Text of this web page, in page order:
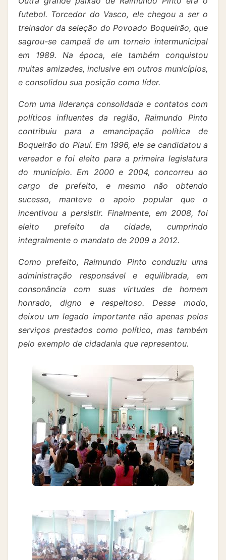
futebol. Torcedor do Vasco, ele chegou a ser o
treinador da seleção do Povoado Boqueirão, que
sagrou-se campeã de um torneio intermunicipal
em 1989. Na época, ele também conquistou
muitas amizades, inclusive em outros municípios,
e consolidou sua posição como líder.
Com uma liderança consolidada e contatos com
políticos influentes da região, Raimundo Pinto
contribuiu para a emancipação política de
Boqueirão do Piauí. Em 1996, ele se candidatou a
vereador e foi eleito para a primeira legislatura
do município. Em 2000 e 2004, concorreu ao
cargo de prefeito, e mesmo não obtendo
sucesso, manteve o apoio popular que o
incentivou a persistir. Finalmente, em 2008, foi
eleito prefeito da cidade, cumprindo
integralmente o mandato de 2009 a 2012.
Como prefeito, Raimundo Pinto conduziu uma
administração responsável e equilibrada, em
consonância com suas virtudes de homem
honrado, digno e respeitoso. Desse modo,
deixou um legado importante não apenas pelos
serviços prestados como político, mas também
pelo exemplo de cidadania que representou.